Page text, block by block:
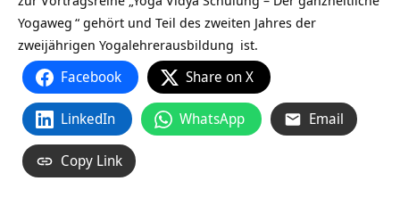
Yogaweg “ gehört und Teil des zweiten Jahres der
zweijährigen Yogalehrerausbildung ist.
Facebook Share on X
LinkedIn WhatsApp Email
Copy Link